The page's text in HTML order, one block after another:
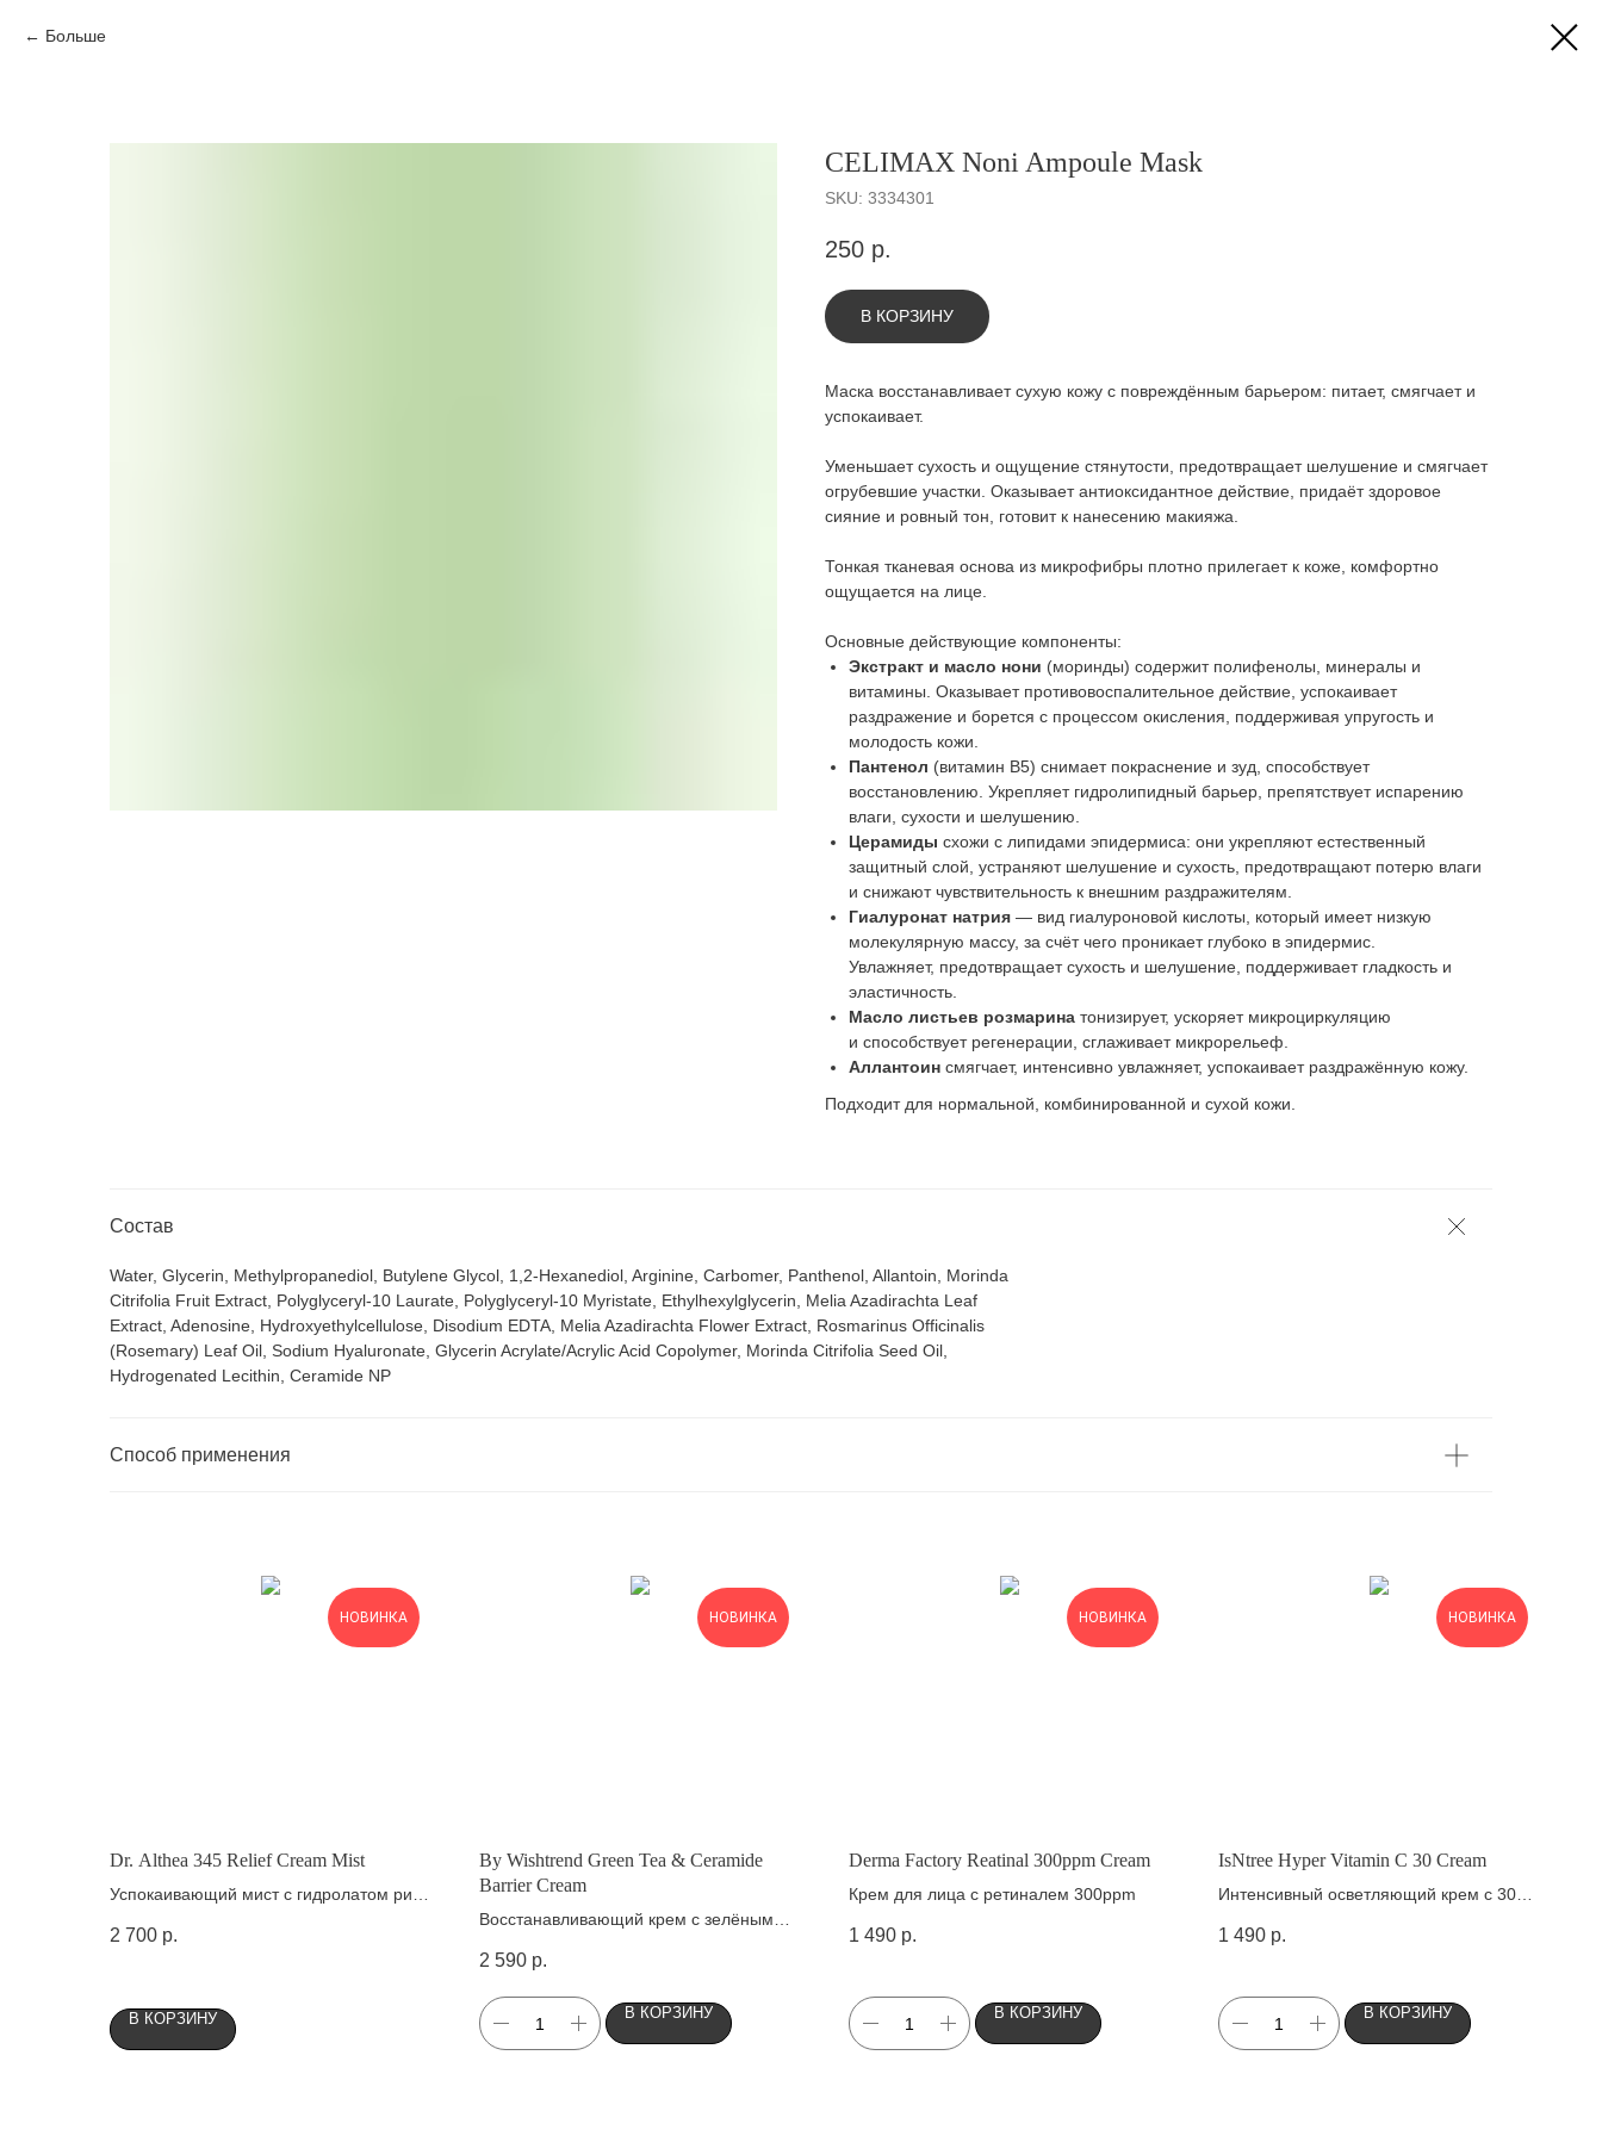
Больше
CELIMAX Noni Ampoule Mask
SKU: 3334301
250 р.
В КОРЗИНУ
Маска восстанавливает сухую кожу с повреждённым барьером: питает, смягчает и
успокаивает.
Уменьшает сухость и ощущение стянутости, предотвращает шелушение и смягчает
огрубевшие участки. Оказывает антиоксидантное действие, придаёт здоровое
сияние и ровный тон, готовит к нанесению макияжа.
Тонкая тканевая основа из микрофибры плотно прилегает к коже, комфортно
ощущается на лице.
Основные действующие компоненты:
Экстракт и масло нони (моринды) содержит полифенолы, минералы и
витамины. Оказывает противовоспалительное действие, успокаивает
раздражение и борется с процессом окисления, поддерживая упругость и
молодость кожи.
Пантенол (витамин B5) снимает покраснение и зуд, способствует
восстановлению. Укрепляет гидролипидный барьер, препятствует испарению
влаги, сухости и шелушению.
Церамиды схожи с липидами эпидермиса: они укрепляют естественный
защитный слой, устраняют шелушение и сухость, предотвращают потерю влаги
и снижают чувствительность к внешним раздражителям.
Гиалуронат натрия — вид гиалуроновой кислоты, который имеет низкую
молекулярную массу, за счёт чего проникает глубоко в эпидермис.
Увлажняет, предотвращает сухость и шелушение, поддерживает гладкость и
эластичность.
Масло листьев розмарина тонизирует, ускоряет микроциркуляцию
и способствует регенерации, сглаживает микрорельеф.
Аллантоин смягчает, интенсивно увлажняет, успокаивает раздражённую кожу.
Подходит для нормальной, комбинированной и сухой кожи.
Состав
Water, Glycerin, Methylpropanediol, Butylene Glycol, 1,2-Hexanediol, Arginine, Carbomer, Panthenol, Allantoin, Morinda
Citrifolia Fruit Extract, Polyglyceryl-10 Laurate, Polyglyceryl-10 Myristate, Ethylhexylglycerin, Melia Azadirachta Leaf
Extract, Adenosine, Hydroxyethylcellulose, Disodium EDTA, Melia Azadirachta Flower Extract, Rosmarinus Officinalis
(Rosemary) Leaf Oil, Sodium Hyaluronate, Glycerin Acrylate/Acrylic Acid Copolymer, Morinda Citrifolia Seed Oil,
Hydrogenated Lecithin, Ceramide NP
Способ применения
НОВИНКА
Dr. Althea 345 Relief Cream Mist
Успокаивающий мист с гидролатом риса
2 700 р.
В КОРЗИНУ
НОВИНКА
By Wishtrend Green Tea & Ceramide
Barrier Cream
Восстанавливающий крем с зелёным
2 590 р.
В КОРЗИНУ
НОВИНКА
Derma Factory Reatinal 300ppm Cream
Крем для лица с ретиналем 300ppm
1 490 р.
В КОРЗИНУ
НОВИНКА
IsNtree Hyper Vitamin C 30 Cream
Интенсивный осветляющий крем с 30%
1 490 р.
В КОРЗИНУ